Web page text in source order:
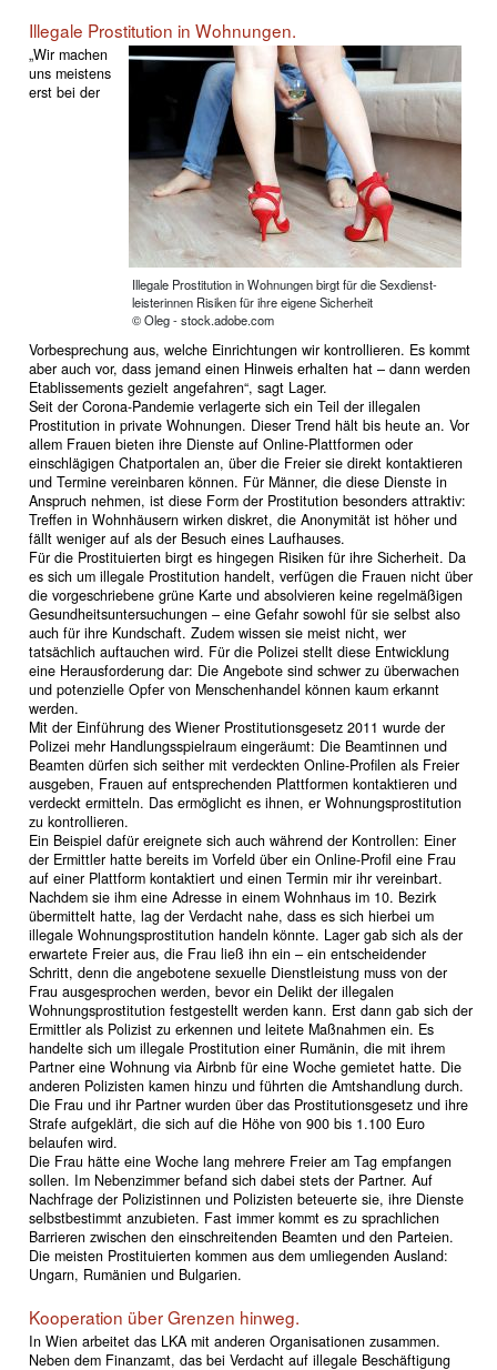
Illegale Prostitution in Wohnungen.
Illegale Prostitution in Wohnungen birgt für die Sexdienst-
leisterinnen Risiken für ihre eigene Sicherheit
© Oleg - stock.adobe.com
„Wir machen
uns meistens
erst bei der
Vorbesprechung aus, welche Einrichtungen wir kontrollieren. Es kommt
aber auch vor, dass jemand einen Hinweis erhalten hat – dann werden
Etablissements gezielt angefahren“, sagt Lager.
Seit der Corona-Pandemie verlagerte sich ein Teil der illegalen
Prostitution in private Wohnungen. Dieser Trend hält bis heute an. Vor
allem Frauen bieten ihre Dienste auf Online-Plattformen oder
einschlägigen Chatportalen an, über die Freier sie direkt kontaktieren
und Termine vereinbaren können. Für Männer, die diese Dienste in
Anspruch nehmen, ist diese Form der Prostitution besonders attraktiv:
Treffen in Wohnhäusern wirken diskret, die Anonymität ist höher und
fällt weniger auf als der Besuch eines Laufhauses.
Für die Prostituierten birgt es hingegen Risiken für ihre Sicherheit. Da
es sich um illegale Prostitution handelt, verfügen die Frauen nicht über
die vorgeschriebene grüne Karte und absolvieren keine regelmäßigen
Gesundheitsuntersuchungen – eine Gefahr sowohl für sie selbst also
auch für ihre Kundschaft. Zudem wissen sie meist nicht, wer
tatsächlich auftauchen wird. Für die Polizei stellt diese Entwicklung
eine Herausforderung dar: Die Angebote sind schwer zu überwachen
und potenzielle Opfer von Menschenhandel können kaum erkannt
werden.
Mit der Einführung des Wiener Prostitutionsgesetz 2011 wurde der
Polizei mehr Handlungsspielraum eingeräumt: Die Beamtinnen und
Beamten dürfen sich seither mit verdeckten Online-Profilen als Freier
ausgeben, Frauen auf entsprechenden Plattformen kontaktieren und
verdeckt ermitteln. Das ermöglicht es ihnen, er Wohnungsprostitution
zu kontrollieren.
Ein Beispiel dafür ereignete sich auch während der Kontrollen: Einer
der Ermittler hatte bereits im Vorfeld über ein Online-Profil eine Frau
auf einer Plattform kontaktiert und einen Termin mir ihr vereinbart.
Nachdem sie ihm eine Adresse in einem Wohnhaus im 10. Bezirk
übermittelt hatte, lag der Verdacht nahe, dass es sich hierbei um
illegale Wohnungsprostitution handeln könnte. Lager gab sich als der
erwartete Freier aus, die Frau ließ ihn ein – ein entscheidender
Schritt, denn die angebotene sexuelle Dienstleistung muss von der
Frau ausgesprochen werden, bevor ein Delikt der illegalen
Wohnungsprostitution festgestellt werden kann. Erst dann gab sich der
Ermittler als Polizist zu erkennen und leitete Maßnahmen ein. Es
handelte sich um illegale Prostitution einer Rumänin, die mit ihrem
Partner eine Wohnung via Airbnb für eine Woche gemietet hatte. Die
anderen Polizisten kamen hinzu und führten die Amtshandlung durch.
Die Frau und ihr Partner wurden über das Prostitutionsgesetz und ihre
Strafe aufgeklärt, die sich auf die Höhe von 900 bis 1.100 Euro
belaufen wird.
Die Frau hätte eine Woche lang mehrere Freier am Tag empfangen
sollen. Im Nebenzimmer befand sich dabei stets der Partner. Auf
Nachfrage der Polizistinnen und Polizisten beteuerte sie, ihre Dienste
selbstbestimmt anzubieten. Fast immer kommt es zu sprachlichen
Barrieren zwischen den einschreitenden Beamten und den Parteien.
Die meisten Prostituierten kommen aus dem umliegenden Ausland:
Ungarn, Rumänien und Bulgarien.
Kooperation über Grenzen hinweg.
In Wien arbeitet das LKA mit anderen Organisationen zusammen.
Neben dem Finanzamt, das bei Verdacht auf illegale Beschäftigung